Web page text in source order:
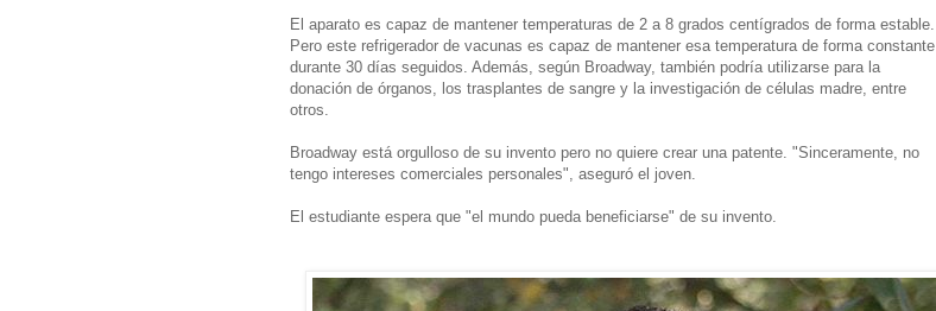
El aparato es capaz de mantener temperaturas de 2 a 8 grados centígrados de forma estable.
Pero este refrigerador de vacunas es capaz de mantener esa temperatura de forma constante
durante 30 días seguidos. Además, según Broadway, también podría utilizarse para la
donación de órganos, los trasplantes de sangre y la investigación de células madre, entre
otros.
Broadway está orgulloso de su invento pero no quiere crear una patente. "Sinceramente, no
tengo intereses comerciales personales", aseguró el joven.
El estudiante espera que "el mundo pueda beneficiarse" de su invento.